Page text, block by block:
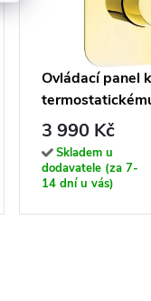
Ovládací panel k
podomítkovému
BXY ZEBT
3 990 Kč
Skladem u
dodavatele (za 7-
14 dní u vás)